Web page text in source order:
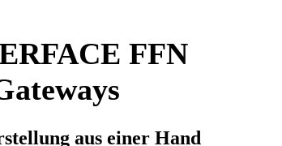
FFN
aus einer Hand